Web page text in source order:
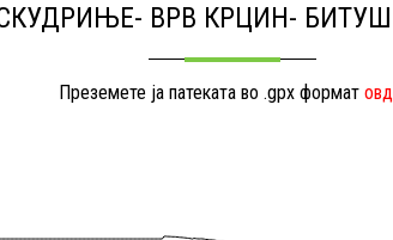
ВРВ КРЦИН-
Преземете ја патеката во .gpx формат